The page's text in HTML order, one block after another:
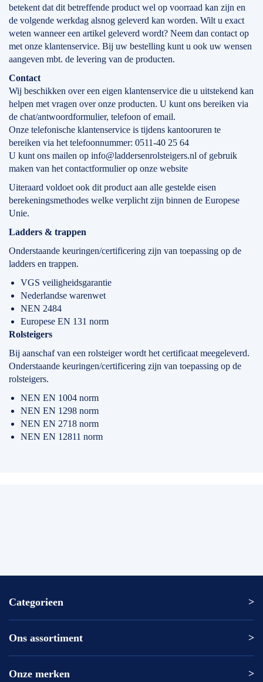
betekent dat dit betreffende product wel op voorraad kan zijn en
de volgende werkdag alsnog geleverd kan worden. Wilt u exact
weten wanneer een artikel geleverd wordt? Neem dan contact op
met onze klantenservice. Bij uw bestelling kunt u ook uw wensen
aangeven mbt. de levering van de producten.
Contact
Wij beschikken over een eigen klantenservice die u uitstekend kan
helpen met vragen over onze producten. U kunt ons bereiken via
de chat/antwoordformulier, telefoon of email.
Onze telefonische klantenservice is tijdens kantooruren te
bereiken via het telefoonnummer: 0511-40 25 64
U kunt ons mailen op info@laddersenrolsteigers.nl of gebruik
maken van het contactformulier op onze website
Uiteraard voldoet ook dit product aan alle gestelde eisen
berekeningsmethodes welke verplicht zijn binnen de Europese
Unie.
Ladders & trappen
Onderstaande keuringen/certificering zijn van toepassing op de
ladders en trappen.
VGS veiligheidsgarantie
Nederlandse warenwet
NEN 2484
Europese EN 131 norm
Rolsteigers
Bij aanschaf van een rolsteiger wordt het certificaat meegeleverd.
Onderstaande keuringen/certificering zijn van toepassing op de
rolsteigers.
NEN EN 1004 norm
NEN EN 1298 norm
NEN EN 2718 norm
NEN EN 12811 norm
Categorieen
Altrex ladder
Altrex trap
Altrex kamersteiger
Ons assortiment
Altrex
Onze merken